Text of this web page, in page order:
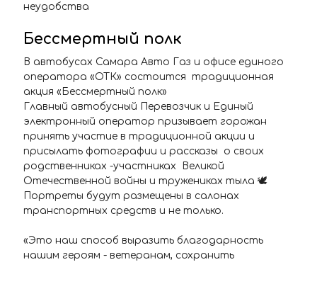
неудобства
Бессмертный полк
В автобусах Самара Авто Газ и офисе единого
оператора «ОТК» состоится традиционная
акция «Бессмертный полк»
Главный автобусный Перевозчик и Единый
электронный оператор призывает горожан
принять участие в традиционной акции и
присылать фотографии и рассказы о своих
родственниках -участниках Великой
Отечественной войны и тружениках тыла 🕊
Портреты будут размещены в салонах
транспортных средств и не только.
«Это наш способ выразить благодарность
нашим героям - ветеранам, сохранить